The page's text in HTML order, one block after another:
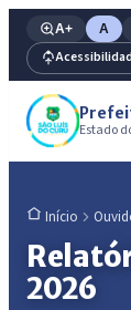
A+ A
Estado
Início
2026